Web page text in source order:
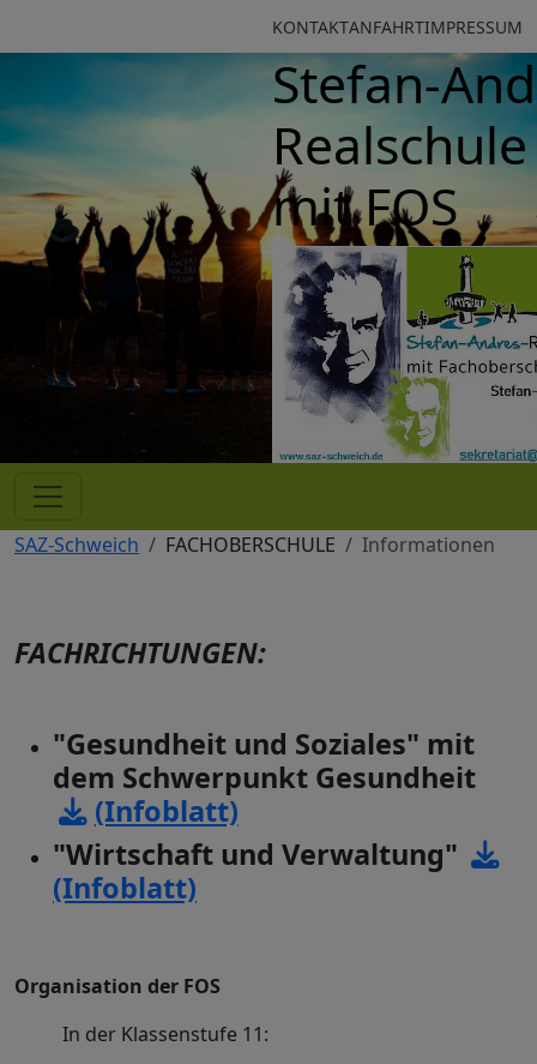
KONTAKTANFAHRTIMPRESSUM
Stefan-
Realschule
mit FOS
SAZ-Schweich FACHOBERSCHULE Informationen
FACHRICHTUNGEN:
"Gesundheit und Soziales" mit
dem Schwerpunkt Gesundheit
(Infoblatt)
"Wirtschaft und Verwaltung"
(Infoblatt)
Organisation der FOS
In der Klassenstufe 11: